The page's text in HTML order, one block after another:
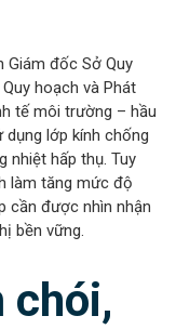
Giám đốc Sở Quy
hoạch và Phát
tế môi trường – hầu
lớp kính chống
nhiệt hấp thụ. Tuy
làm tăng mức độ
cần được nhìn nhận
bền vững.
chói,